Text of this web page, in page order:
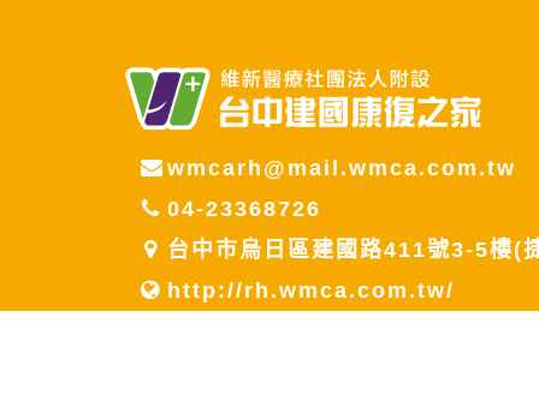
wmcarh@mail.wmca.com.tw
04-23368726
台中市烏日區建國路411號3-5樓(
http://rh.wmca.com.tw/